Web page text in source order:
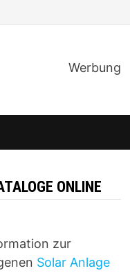
Werbung
ONLINE
zur
Solar Anlage